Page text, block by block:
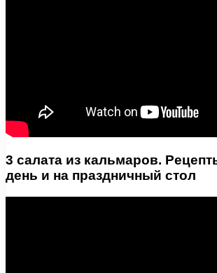
3 салата из кальмаров.
день и на праздничный стол